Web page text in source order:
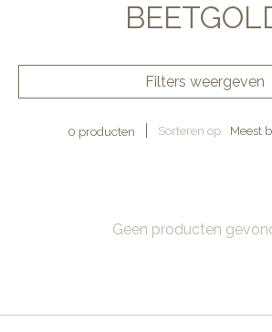
Filters weergeven
0 producten Sorteren op Meest
Geen producten